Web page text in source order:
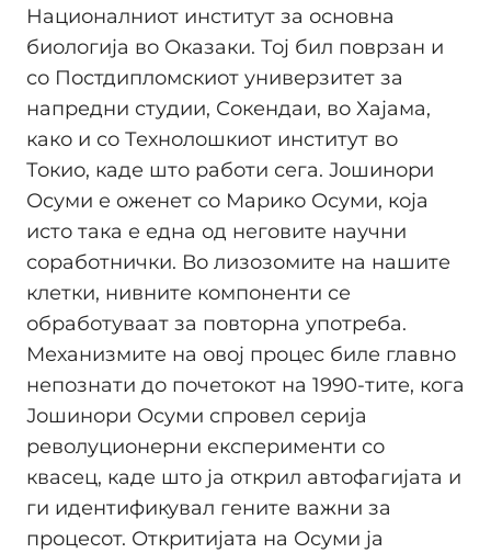
Националниот институт за основна
биологија во Оказаки. Тој бил поврзан и
со Постдипломскиот универзитет за
напредни студии, Сокендаи, во Хајама,
како и со Технолошкиот институт во
Токио, каде што работи сега. Јошинори
Осуми е оженет со Марико Осуми, која
исто така е една од неговите научни
соработнички. Во лизозомите на нашите
клетки, нивните компоненти се
обработуваат за повторна употреба.
Механизмите на овој процес биле главно
непознати до почетокот на 1990-тите, кога
Јошинори Осуми спровел серија
револуционерни експерименти со
квасец, каде што ја открил автофагијата и
ги идентификувал гените важни за
процесот. Откритијата на Осуми ја